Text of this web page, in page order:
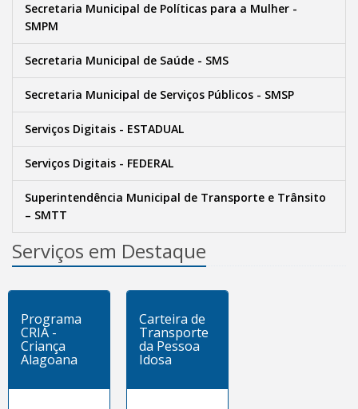
Secretaria Municipal de Políticas para a Mulher -
SMPM
Secretaria Municipal de Saúde - SMS
Secretaria Municipal de Serviços Públicos - SMSP
Serviços Digitais - ESTADUAL
Serviços Digitais - FEDERAL
Superintendência Municipal de Transporte e Trânsito
– SMTT
Serviços em Destaque
Programa
CRIA -
Criança
Alagoana
Carteira de
Transporte
da Pessoa
Idosa